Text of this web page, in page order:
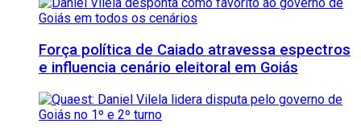
Força política de Caiado atravessa espectros
e influencia cenário eleitoral em Goiás